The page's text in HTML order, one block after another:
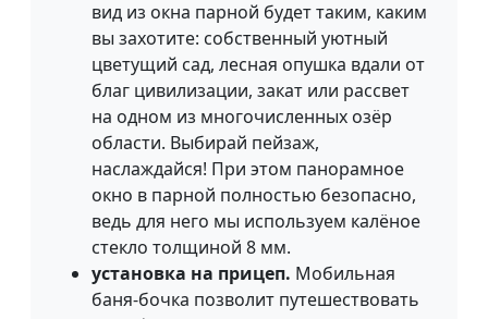
вид из окна парной будет таким, каким
вы захотите: собственный уютный
цветущий сад, лесная опушка вдали от
благ цивилизации, закат или рассвет
на одном из многочисленных озёр
области. Выбирай пейзаж,
наслаждайся! При этом панорамное
окно в парной полностью безопасно,
ведь для него мы используем калёное
стекло толщиной 8 мм.
установка на прицеп. Мобильная
баня-бочка позволит путешествовать